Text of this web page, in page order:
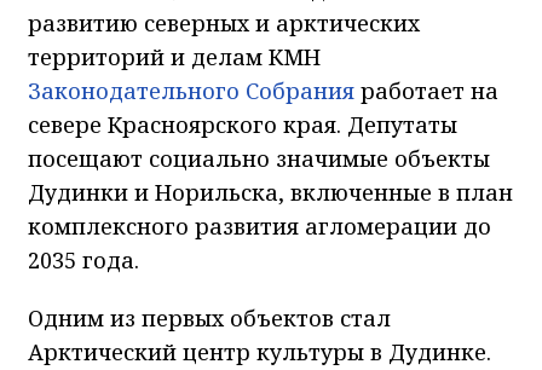
развитию северных и арктических
территорий и делам КМН
Законодательного Собрания работает на
севере Красноярского края. Депутаты
посещают социально значимые объекты
Дудинки и Норильска, включенные в план
комплексного развития агломерации до
2035 года.
Одним из первых объектов стал
Арктический центр культуры в Дудинке.